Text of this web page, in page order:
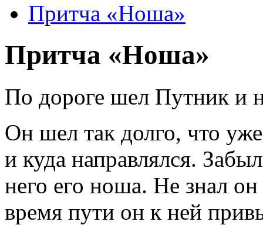
Притча «Ноша»
Притча «Ноша»
По дороге шел Путник и
Он шел так долго, что
и куда направлялся.
него его ноша. Не знал
время пути он к ней